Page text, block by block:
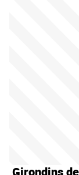
Girondins